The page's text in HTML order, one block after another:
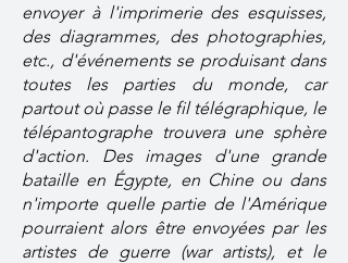
envoyer à l'imprimerie des esquisses,
des diagrammes, des photographies,
etc., d'événements se produisant dans
toutes les parties du monde, car
partout où passe le fil télégraphique, le
télépantographe trouvera une sphère
d'action. Des images d'une grande
bataille en Égypte, en Chine ou dans
n'importe quelle partie de l'Amérique
pourraient alors être envoyées par les
artistes de guerre (war artists), et le